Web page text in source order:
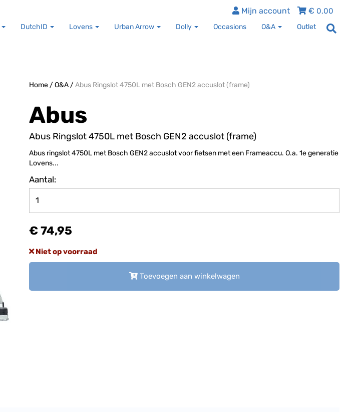
€ 0,00
Mijn account
DutchID Lovens Urban Arrow Dolly Occasions O&A Outlet
Home/O&A/Abus Ringslot 4750L met Bosch GEN2 accuslot (frame)
Abus
Abus Ringslot 4750L met Bosch GEN2 accuslot (frame)
Abus ringslot 4750L met Bosch GEN2 accuslot voor fietsen met een Frameaccu. O.a. 1e generatie
Lovens...
Aantal:
€ 74,95
Niet op voorraad
Toevoegen aan winkelwagen